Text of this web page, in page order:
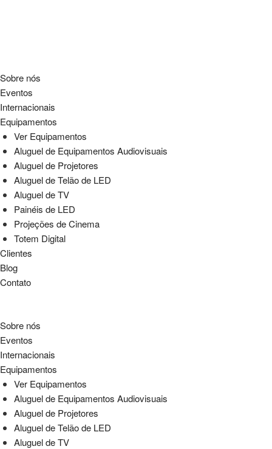
Sobre nós
Eventos
Internacionais
Equipamentos
Ver Equipamentos
Aluguel de Equipamentos Audiovisuais
Aluguel de Projetores
Aluguel de Telão de LED
Aluguel de TV
Painéis de LED
Projeções de Cinema
Totem Digital
Clientes
Blog
Contato
Sobre nós
Eventos
Internacionais
Equipamentos
Ver Equipamentos
Aluguel de Equipamentos Audiovisuais
Aluguel de Projetores
Aluguel de Telão de LED
Aluguel de TV